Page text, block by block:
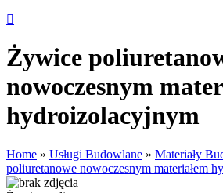
Żywice
nowoczesnym
hydroizolacyjnym
Home » Usługi Budowlane » Materiały
poliuretanowe nowoczesnym materiałem